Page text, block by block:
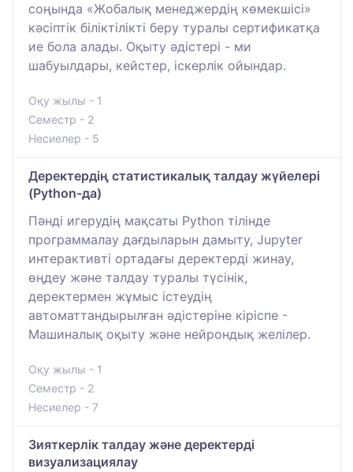
соңында «Жобалық менеджердің көмекшісі»
кәсіптік біліктілікті беру туралы сертификатқа
ие бола алады. Оқыту әдістері - ми
шабуылдары, кейстер, іскерлік ойындар.
Оқу жылы - 1
Семестр - 2
Несиелер - 5
Деректердің статистикалық талдау жүйелері
(Python-да)
Пәнді игерудің мақсаты Python тілінде
программалау дағдыларын дамыту, Jupyter
интерактивті ортадағы деректерді жинау,
өңдеу және талдау туралы түсінік,
деректермен жұмыс істеудің
автоматтандырылған әдістеріне кіріспе -
Машиналық оқыту және нейрондық желілер.
Оқу жылы - 1
Семестр - 2
Несиелер - 7
Зияткерлік талдау және деректерді
визуализациялау